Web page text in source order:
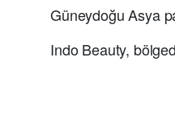
Güneydoğu Asya
Indo Beauty,